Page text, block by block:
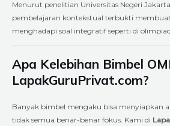
Menurut penelitian Universitas Negeri
pembelajaran kontekstual terbukti
menghadapi soal integratif seperti di
Apa Kelebihan Bimbel
LapakGuruPrivat.com?
Banyak bimbel mengaku bisa menyiapkan
tidak semua benar-benar fokus. Kami di